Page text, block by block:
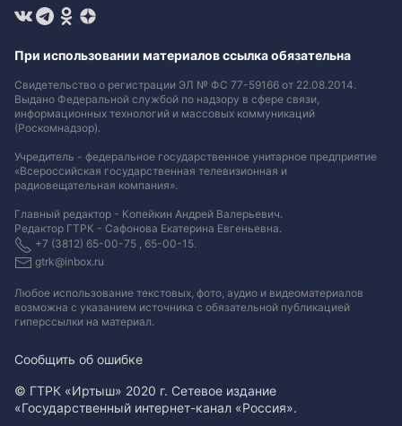
При использовании материалов ссылка обязательна
Свидетельство о регистрации ЭЛ № ФС 77-59166 от 22.08.2014.
Выдано Федеральной службой по надзору в сфере связи,
информационных технологий и массовых коммуникаций
(Роскомнадзор).
Учредитель - федеральное государственное унитарное предприятие
«Всероссийская государственная телевизионная и
радиовещательная компания».
Главный редактор - Копейкин Андрей Валерьевич.
Редактор ГТРК - Сафонова Екатерина Евгеньевна.
+7 (3812) 65-00-75 , 65-00-15.
gtrk@inbox.ru
Любое использование текстовых, фото, аудио и видеоматериалов
возможна с указанием источника с обязательной публикацией
гиперссылки на материал.
Сообщить об ошибке
© ГТРК «Иртыш» 2020 г. Сетевое издание
«Государственный интернет-канал «Россия».